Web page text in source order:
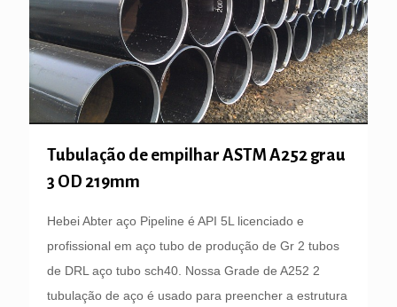
Tubulação de empilhar ASTM A252 grau
3 OD 219mm
Hebei Abter aço Pipeline é API 5L licenciado e
profissional em aço tubo de produção de Gr 2 tubos
de DRL aço tubo sch40. Nossa Grade de A252 2
tubulação de aço é usado para preencher a estrutura